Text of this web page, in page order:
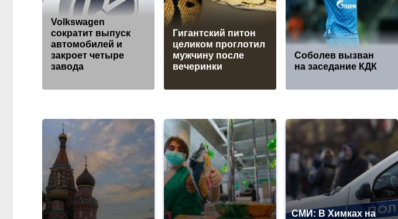
Volkswagen
сократит выпуск
автомобилей и
закроет четыре
завода
Гигантский питон
целиком проглотил
мужчину после
вечеринки
Соболев вызван
на заседание КДК
СМИ: В Химках на